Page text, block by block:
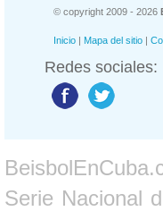
© copyright 2009 - 2026
Inicio | Mapa del sitio |
Redes sociales:
Serie Nacional